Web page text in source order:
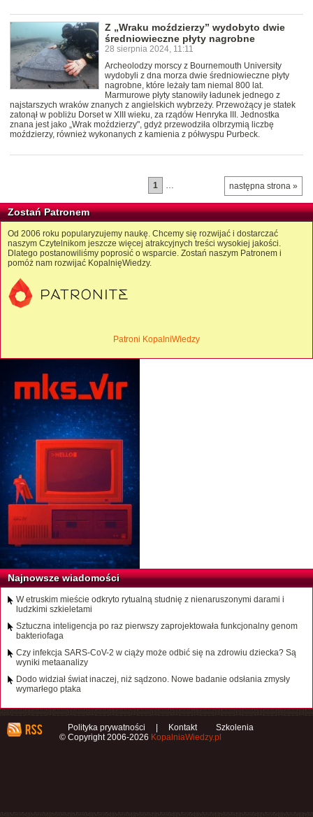
Z „Wraku moździerzy” wydobyto dwie
średniowieczne płyty nagrobne
28 sierpnia 2024, 11:11
Archeolodzy morscy z Bournemouth University
wydobyli z dna morza dwie średniowieczne płyty
nagrobne, które leżały tam niemal 800 lat.
Marmurowe płyty stanowiły ładunek jednego z
najstarszych wraków znanych z angielskich wybrzeży. Przewożący je statek
zatonął w pobliżu Dorset w XIII wieku, za rządów Henryka III. Jednostka
znana jest jako „Wrak moździerzy", gdyż przewodziła olbrzymią liczbę
moździerzy, również wykonanych z kamienia z półwyspu Purbeck.
następna strona »
1 …
Zostań Patronem
Od 2006 roku popularyzujemy naukę. Chcemy się rozwijać i dostarczać
naszym Czytelnikom jeszcze więcej atrakcyjnych treści wysokiej jakości.
Dlatego postanowiliśmy poprosić o wsparcie. Zostań naszym Patronem i
pomóż nam rozwijać KopalnięWiedzy.
Patroni KopalniWiedzy
Najnowsze wiadomości
W etruskim mieście odkryto rytualną studnię z nienaruszonymi darami i
ludzkimi szkieletami
Sztuczna inteligencja po raz pierwszy zaprojektowała funkcjonalny genom
bakteriofaga
Czy infekcja SARS-CoV-2 w ciąży może odbić się na zdrowiu dziecka? Są
wyniki metaanalizy
Dodo widział świat inaczej, niż sądzono. Nowe badanie odsłania zmysły
wymarłego ptaka
Polityka prywatności Kontakt
Szkolenia
© Copyright 2006-2026 KopalniaWiedzy.pl